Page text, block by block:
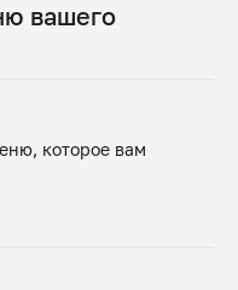
вашего
которое вам